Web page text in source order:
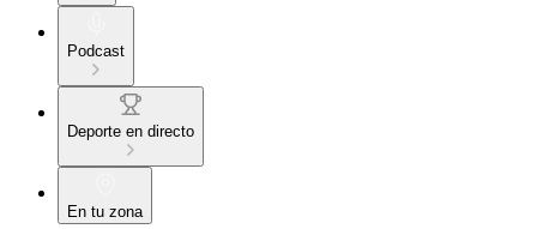
Podcast
Deporte en directo
En tu zona